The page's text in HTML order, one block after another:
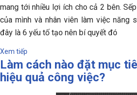
mang tới nhiều lợi ích cho cả 2 bên.
của mình và nhân viên làm việc năng
đây là 6 yếu tố tạo nên bí quyết đó
Xem tiếp
Làm cách nào đặt mục
hiệu quả công việc?